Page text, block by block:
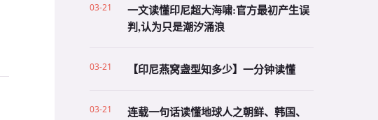
03-21
一文读懂印尼超大海啸:官方最初产生误
判,认为只是潮汐涌浪
03-21 【印尼燕窝盏型知多少】一分钟读懂
03-21
连载一句话读懂地球人之朝鲜、韩国、